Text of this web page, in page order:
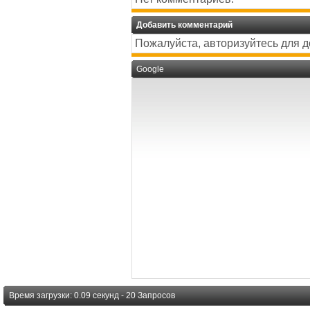
Добавить комментарий
Пожалуйста, авторизуйтесь для
Google
Время загрузки: 0.09 секунд - 20 Запросов